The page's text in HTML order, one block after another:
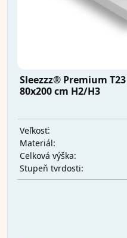
Sleezzz® Premium
80x200 cm H2/H3
Veľkosť:
Materiál:
Celková výška:
Stupeň tvrdosti: